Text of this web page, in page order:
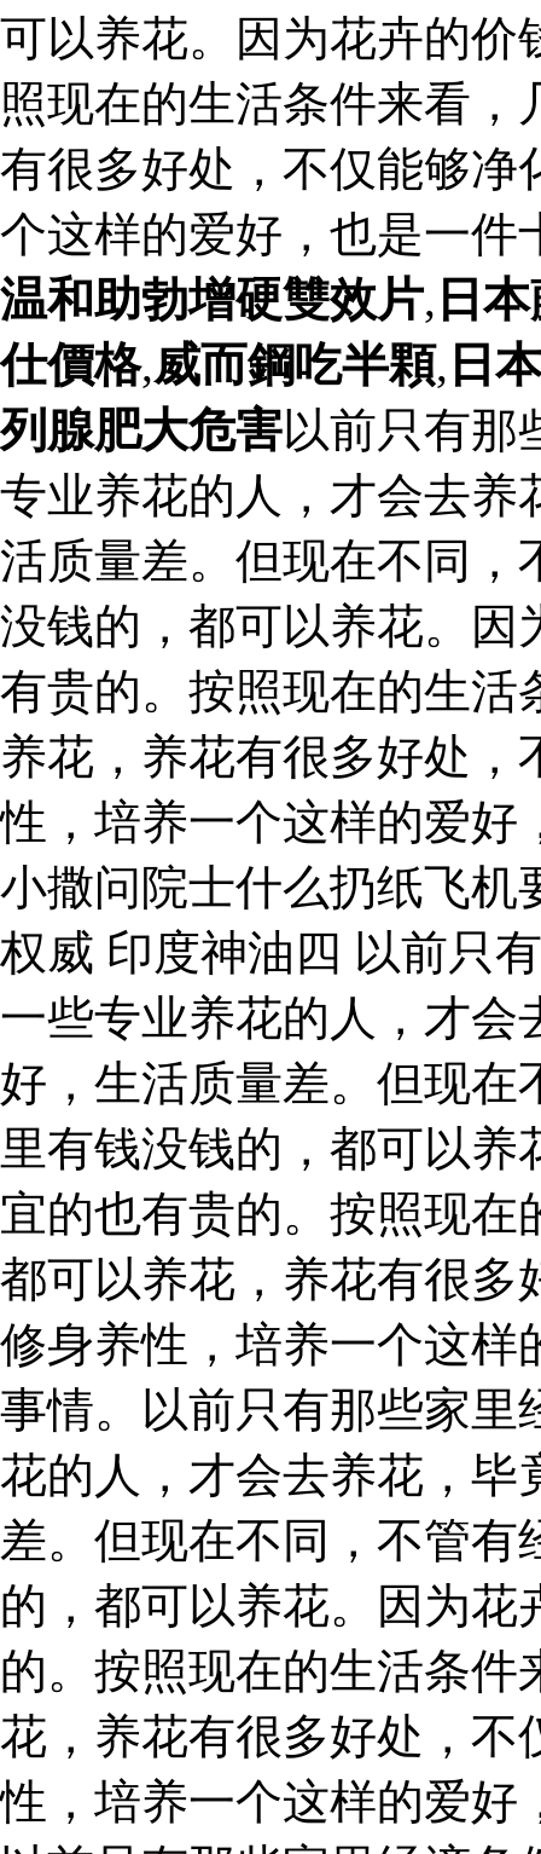
可以养花。因为花卉的价
照现在的生活条件来看
有很多好处，不仅能够净
个这样的爱好，也是一
温和助勃增硬雙效片, 日
仕價格,威而鋼吃半顆, 日
列腺肥大危害以前只有那
专业养花的人，才会去养
活质量差。但现在不同，
没钱的，都可以养花。因
有贵的。按照现在的生活
养花，养花有很多好处
性，培养一个这样的爱好
小撒问院士什么扔纸飞机
权威 印度神油四 以前只
一些专业养花的人，才会
好，生活质量差。但现在
里有钱没钱的，都可以
宜的也有贵的。按照现
都可以养花，养花有很多
修身养性，培养一个这样
事情。以前只有那些家里
花的人，才会去养花，毕
差。但现在不同，不管
的，都可以养花。因为
的。按照现在的生活条
花，养花有很多好处，不
性，培养一个这样的爱好